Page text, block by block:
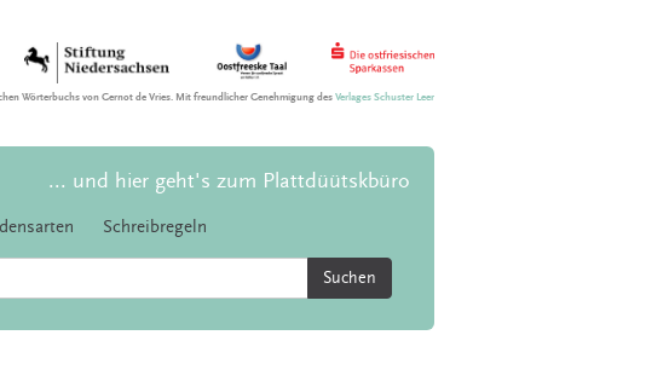
Wörterbuchs von Gernot de Vries. Mit freundlicher Genehmigung desVerlages Schuster Leer
... und hier geht's zum Plattdüütskbüro
Schreibregeln
Suchen